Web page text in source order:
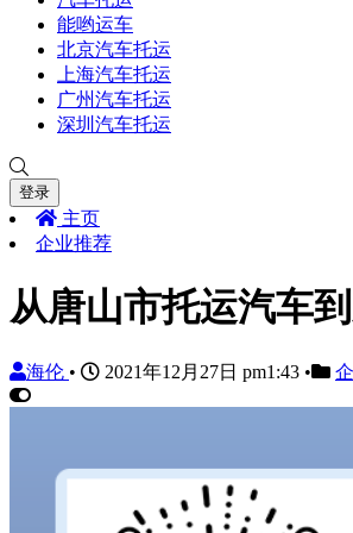
能哟运车
北京汽车托运
上海汽车托运
广州汽车托运
深圳汽车托运
登录
主页
企业推荐
从唐山市托运汽车
海伦 • 2021年12月27日 pm1:43 •